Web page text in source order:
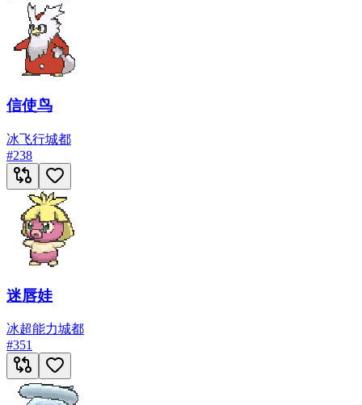
信使鸟
冰飞行城都
#238
迷唇娃
冰超能力城都
#351